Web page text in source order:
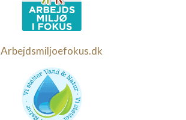
Arbejdsmiljoefokus.dk